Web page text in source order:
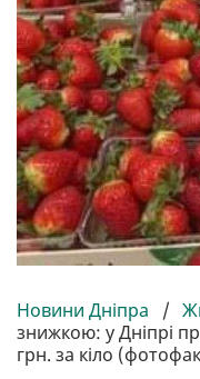
Новини Дніпра /
знижкою: у Дніпрі
грн. за кіло